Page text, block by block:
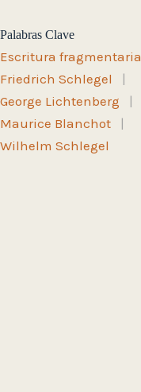
Palabras Clave
Escritura fragmentaria
Friedrich Schlegel
|
George Lichtenberg
|
Maurice Blanchot
|
Wilhelm Schlegel